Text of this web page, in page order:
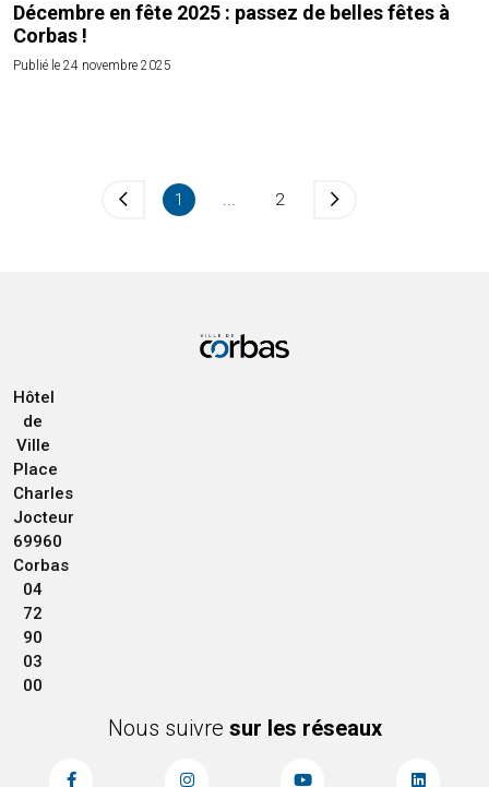
Décembre en fête 2025 : passez de belles fêtes à
Corbas !
Publié le 24 novembre 2025
1 ... 2
Hôtel
de
Ville
Place
Charles
Jocteur
69960
Corbas
04
72
90
03
00
Nous suivre sur les réseaux